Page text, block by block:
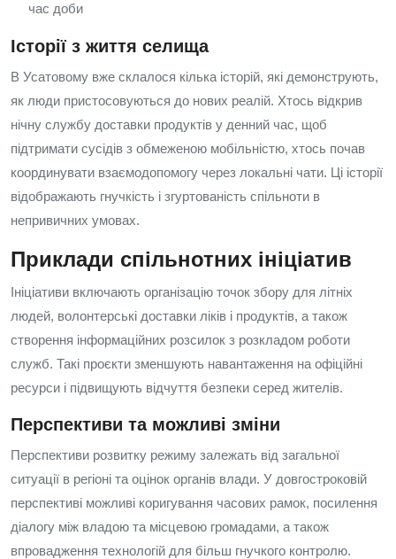
час доби
Історії з життя селища
В Усатовому вже склалося кілька історій, які демонструють,
як люди пристосовуються до нових реалій. Хтось відкрив
нічну службу доставки продуктів у денний час, щоб
підтримати сусідів з обмеженою мобільністю, хтось почав
координувати взаємодопомогу через локальні чати. Ці історії
відображають гнучкість і згуртованість спільноти в
непривичних умовах.
Приклади спільнотних ініціатив
Ініціативи включають організацію точок збору для літніх
людей, волонтерські доставки ліків і продуктів, а також
створення інформаційних розсилок з розкладом роботи
служб. Такі проєкти зменшують навантаження на офіційні
ресурси і підвищують відчуття безпеки серед жителів.
Перспективи та можливі зміни
Перспективи розвитку режиму залежать від загальної
ситуації в регіоні та оцінок органів влади. У довгостроковій
перспективі можливі коригування часових рамок, посилення
діалогу між владою та місцевою громадами, а також
впровадження технологій для більш гнучкого контролю.